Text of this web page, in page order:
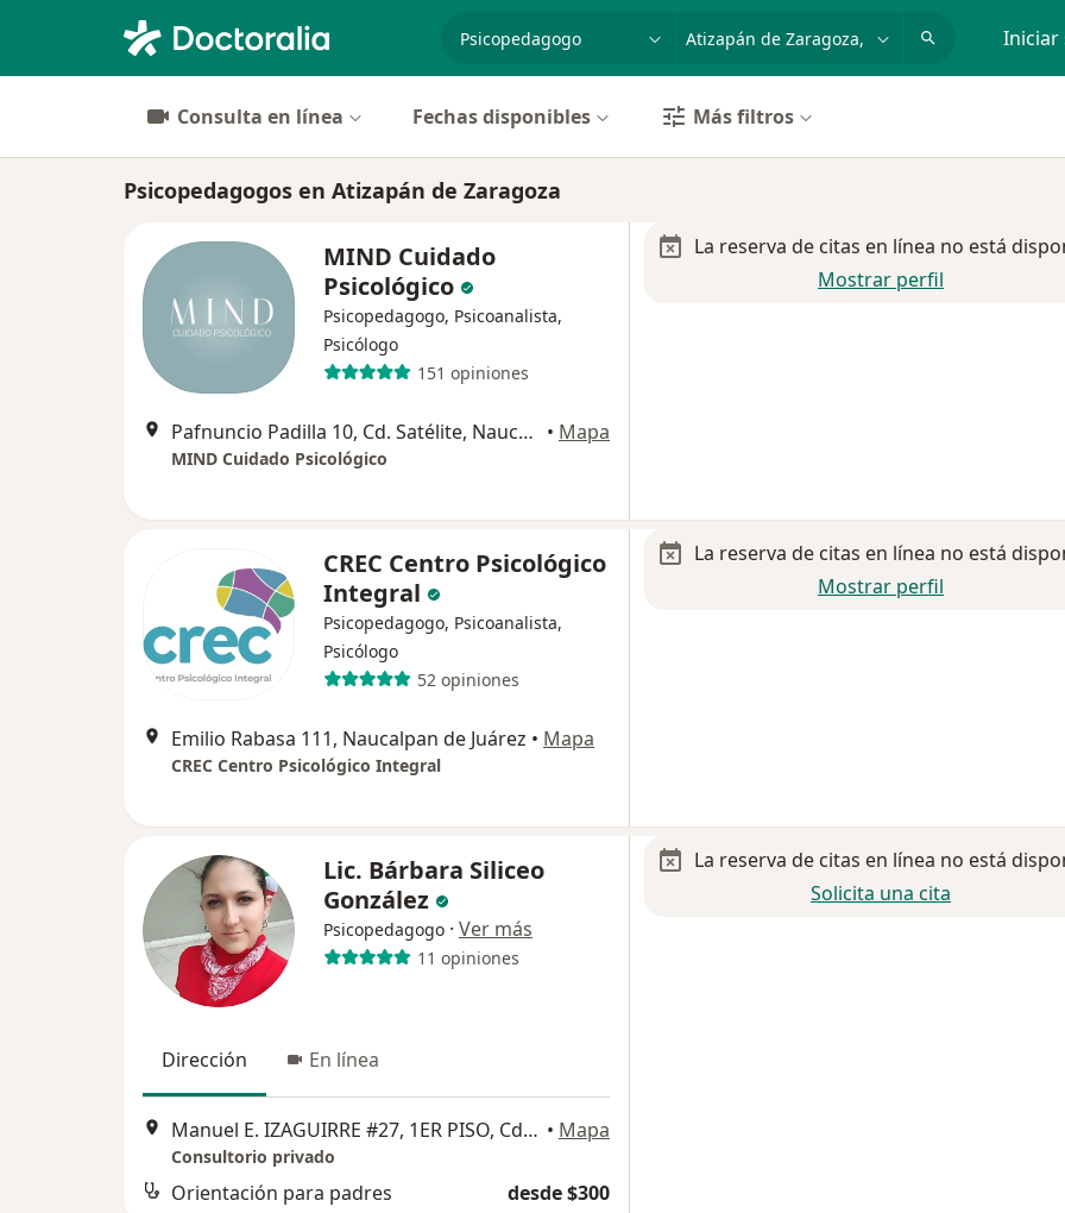
especialidad, enfermedad o nombre
p. ej. Guadalajara Iniciar
Consulta en línea Fechas disponibles Más filtros
Psicopedagogos en Atizapán de Zaragoza
MIND Cuidado
Psicológico
Psicopedagogo, Psicoanalista,
Psicólogo
151 opiniones
Pafnuncio Padilla 10, Cd. Satélite, Naucalpan de Juárez • Mapa
MIND Cuidado Psicológico
La reserva de citas en línea no está
Mostrar perfil
CREC Centro Psicológico
Integral
Psicopedagogo, Psicoanalista,
Psicólogo
52 opiniones
Emilio Rabasa 111, Naucalpan de Juárez • Mapa
CREC Centro Psicológico Integral
La reserva de citas en línea no está
Mostrar perfil
Lic. Bárbara Siliceo
González
Psicopedagogo · Ver más
11 opiniones
Dirección En línea
Manuel E. IZAGUIRRE #27, 1ER PISO, Cd. Satélite, Naucalpan, Estado de México, • Mapa
Consultorio privado
Orientación para padres desde $300
La reserva de citas en línea no está
Solicita una cita